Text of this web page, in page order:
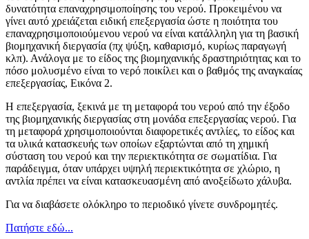
δυνατότητα επαναχρησιμοποίησης του νερού. Προκειμένου να
γίνει αυτό χρειάζεται ειδική επεξεργασία ώστε η ποιότητα του
επαναχρησιμοποιούμενου νερού να είναι κατάλληλη για τη βασική
βιομηχανική διεργασία (πχ ψύξη, καθαρισμό, κυρίως παραγωγή
κλπ). Ανάλογα με το είδος της βιομηχανικής δραστηριότητας και το
πόσο μολυσμένο είναι το νερό ποικίλει και ο βαθμός της αναγκαίας
επεξεργασίας, Εικόνα 2.
Η επεξεργασία, ξεκινά με τη μεταφορά του νερού από την έξοδο
της βιομηχανικής διεργασίας στη μονάδα επεξεργασίας νερού. Για
τη μεταφορά χρησιμοποιούνται διαφορετικές αντλίες, το είδος και
τα υλικά κατασκευής των οποίων εξαρτώνται από τη χημική
σύσταση του νερού και την περιεκτικότητα σε σωματίδια. Για
παράδειγμα, όταν υπάρχει υψηλή περιεκτικότητα σε χλώριο, η
αντλία πρέπει να είναι κατασκευασμένη από ανοξείδωτο χάλυβα.
Για να διαβάσετε ολόκληρο το περιοδικό γίνετε συνδρομητές.
Πατήστε εδώ...